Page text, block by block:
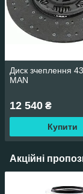
Диск зчеплення
MAN
12 540 ₴
Купити
Акційні